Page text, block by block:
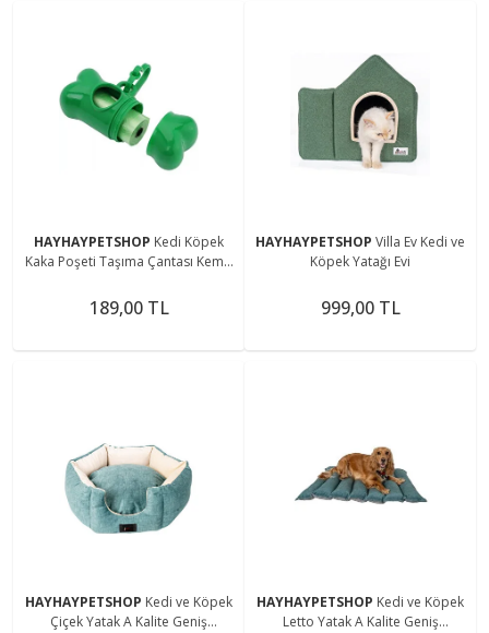
HAYHAYPETSHOP Kedi Köpek
Kaka Poşeti Taşıma Çantası Kemik
189,00 TL
HAYHAYPETSHOP Villa Ev Kedi ve
Köpek Yatağı Evi
999,00 TL
HAYHAYPETSHOP Kedi ve Köpek
Çiçek Yatak A Kalite Geniş
HAYHAYPETSHOP Kedi ve Köpek
Letto Yatak A Kalite Geniş